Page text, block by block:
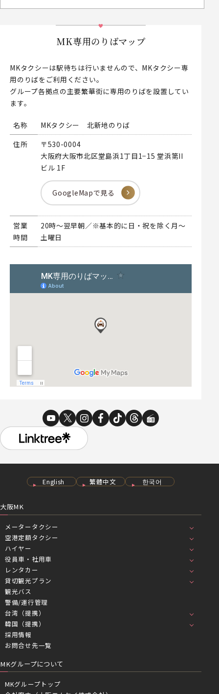
MK専用のりばマップ
MKタクシーは駅待ちは行いませんので、MKタクシー専
用のりばをご利用ください。
グループ各拠点の主要繁華街に専用のりばを設置してい
ます。
名称
MKタクシー 北新地のりば
住所
〒530-0004
大阪府大阪市北区堂島浜1丁目1−15 堂浜第II
ビル 1F
GoogleMapで見る
営業
時間
20時～翌早朝／※基本的に日・祝を除く月～
土曜日
English 繁體中文 한국어
大阪MK
メータータクシー
空港定額タクシー
ハイヤー
役員車・社用車
レンタカー
貸切観光プラン
観光バス
警備/運行管理
台湾（提携）
韓国（提携）
採用情報
お問合せ先一覧
MKグループについて
MKグループトップ